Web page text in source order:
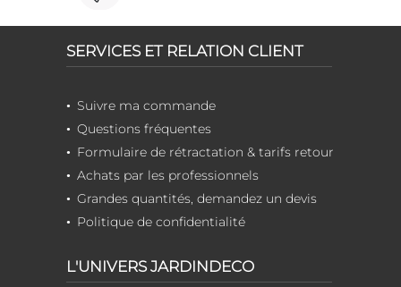
SERVICES ET RELATION CLIENT
Suivre ma commande
Questions fréquentes
Formulaire de rétractation & tarifs retour
Achats par les professionnels
Grandes quantités, demandez un devis
Politique de confidentialité
L'UNIVERS JARDINDECO